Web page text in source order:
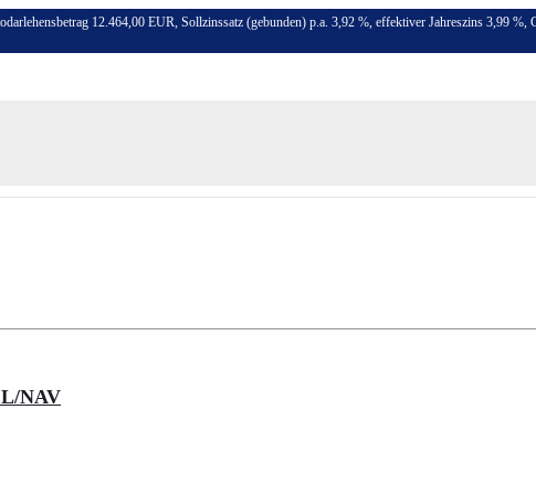
12.464,00 EUR, Sollzinssatz (gebunden) p.a. 3,92 %, effektiver Jahreszins 3,99
NAV